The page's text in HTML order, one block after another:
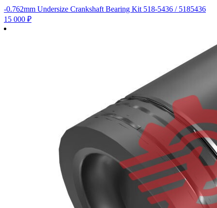
-0.762mm Undersize Crankshaft Bearing Kit 518-5436 / 5185436
15 000 ₽